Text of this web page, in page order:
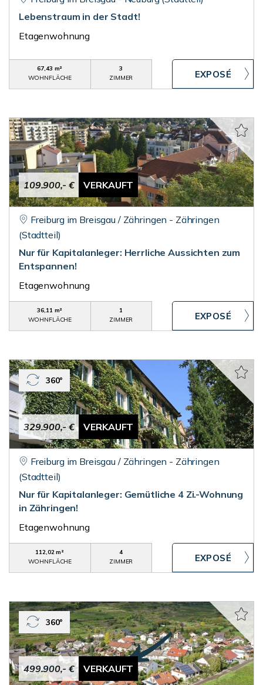
Lebenstraum in der Stadt!
Etagenwohnung
67,43 m²
WOHNFLÄCHE
3
ZIMMER
109.900,- € VERKAUFT
Freiburg im Breisgau / Zähringen - Zähringen
(Stadtteil)
Nur für Kapitalanleger: Herrliche Aussichten zum
Entspannen!
Etagenwohnung
36,11 m²
WOHNFLÄCHE
1
ZIMMER
329.900,- € VERKAUFT
360°
Freiburg im Breisgau / Zähringen - Zähringen
(Stadtteil)
Nur für Kapitalanleger: Gemütliche 4 Zi.-Wohnung
in Zähringen!
Etagenwohnung
112,02 m²
WOHNFLÄCHE
4
ZIMMER
499.900,- € VERKAUFT
360°